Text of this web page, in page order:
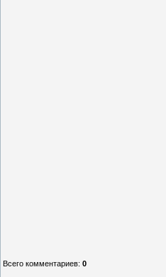
Всего комментариев: 0